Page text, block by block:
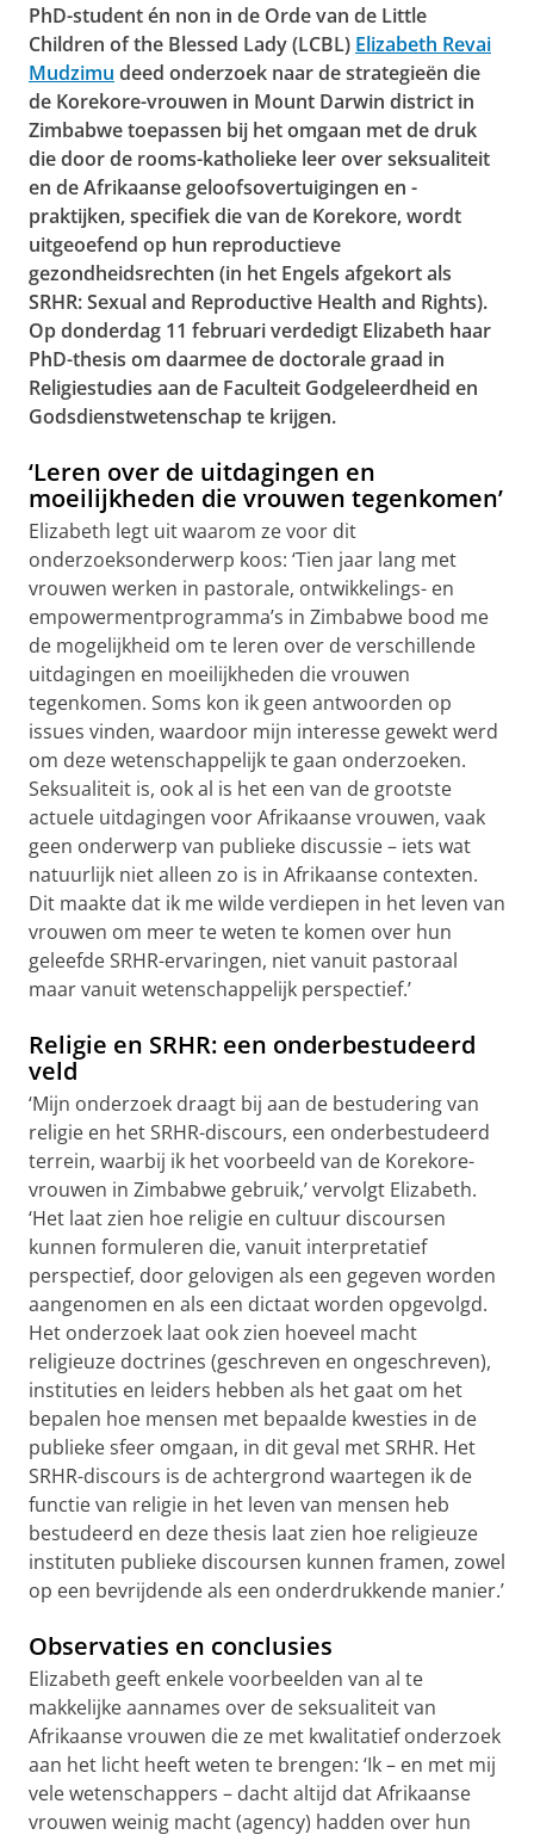
PhD-student én non in de Orde van de Little
Children of the Blessed Lady (LCBL) Elizabeth Revai
Mudzimu deed onderzoek naar de strategieën die
de Korekore-vrouwen in Mount Darwin district in
Zimbabwe toepassen bij het omgaan met de druk
die door de rooms-katholieke leer over seksualiteit
en de Afrikaanse geloofsovertuigingen en -
praktijken, specifiek die van de Korekore, wordt
uitgeoefend op hun reproductieve
gezondheidsrechten (in het Engels afgekort als
SRHR: Sexual and Reproductive Health and Rights).
Op donderdag 11 februari verdedigt Elizabeth haar
PhD-thesis om daarmee de doctorale graad in
Religiestudies aan de Faculteit Godgeleerdheid en
Godsdienstwetenschap te krijgen.
‘Leren over de uitdagingen en
moeilijkheden die vrouwen tegenkomen’
Elizabeth legt uit waarom ze voor dit
onderzoeksonderwerp koos: ‘Tien jaar lang met
vrouwen werken in pastorale, ontwikkelings- en
empowermentprogramma’s in Zimbabwe bood me
de mogelijkheid om te leren over de verschillende
uitdagingen en moeilijkheden die vrouwen
tegenkomen. Soms kon ik geen antwoorden op
issues vinden, waardoor mijn interesse gewekt werd
om deze wetenschappelijk te gaan onderzoeken.
Seksualiteit is, ook al is het een van de grootste
actuele uitdagingen voor Afrikaanse vrouwen, vaak
geen onderwerp van publieke discussie – iets wat
natuurlijk niet alleen zo is in Afrikaanse contexten.
Dit maakte dat ik me wilde verdiepen in het leven van
vrouwen om meer te weten te komen over hun
geleefde SRHR-ervaringen, niet vanuit pastoraal
maar vanuit wetenschappelijk perspectief.’
Religie en SRHR: een onderbestudeerd
veld
‘Mijn onderzoek draagt bij aan de bestudering van
religie en het SRHR-discours, een onderbestudeerd
terrein, waarbij ik het voorbeeld van de Korekore-
vrouwen in Zimbabwe gebruik,’ vervolgt Elizabeth.
‘Het laat zien hoe religie en cultuur discoursen
kunnen formuleren die, vanuit interpretatief
perspectief, door gelovigen als een gegeven worden
aangenomen en als een dictaat worden opgevolgd.
Het onderzoek laat ook zien hoeveel macht
religieuze doctrines (geschreven en ongeschreven),
instituties en leiders hebben als het gaat om het
bepalen hoe mensen met bepaalde kwesties in de
publieke sfeer omgaan, in dit geval met SRHR. Het
SRHR-discours is de achtergrond waartegen ik de
functie van religie in het leven van mensen heb
bestudeerd en deze thesis laat zien hoe religieuze
instituten publieke discoursen kunnen framen, zowel
op een bevrijdende als een onderdrukkende manier.’
Observaties en conclusies
Elizabeth geeft enkele voorbeelden van al te
makkelijke aannames over de seksualiteit van
Afrikaanse vrouwen die ze met kwalitatief onderzoek
aan het licht heeft weten te brengen: ‘Ik – en met mij
vele wetenschappers – dacht altijd dat Afrikaanse
vrouwen weinig macht (agency) hadden over hun